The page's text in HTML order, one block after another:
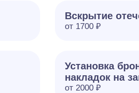
Вскрытие
от 1700 ₽
Установка
накладок на
от 2000 ₽